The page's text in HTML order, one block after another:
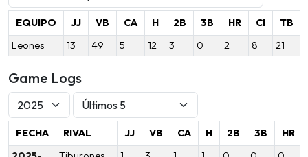
EQUIPO JJ VB CA H 2B 3B HR CI
TB
Leones
13 49 5 12 3 0 2 8 21
Game Logs
FECHA RIVAL JJ VB CA H 2B 3B
HR